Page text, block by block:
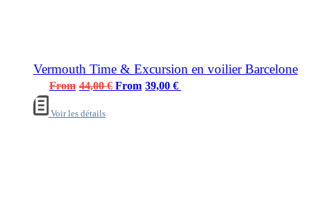
Vermouth Time & Excursion en voilier Barcelone
44,00€ Le
39,00 €Le
Voir les détails